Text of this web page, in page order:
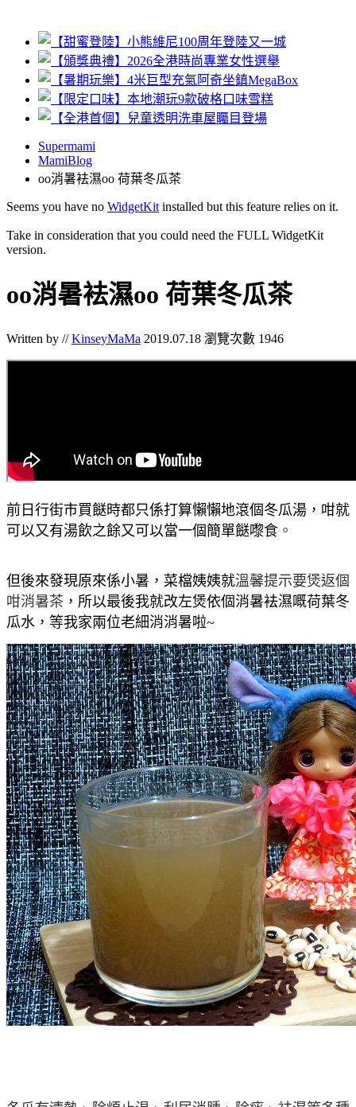
Supermami
MamiBlog
oo消暑袪濕oo 荷葉冬瓜茶
Seems you have no WidgetKit installed but this feature relies on it.
Take in consideration that you could need the FULL WidgetKit
version.
oo消暑袪濕oo 荷葉冬瓜茶
Written by //KinseyMaMa 2019.07.18 瀏覽次數 1946
前日行街市買餸時都只係打算懶懶地滾個冬瓜湯 ，咁就
可以又有湯飲之餘又可以當一個簡單餸嚟食 。
但後來發現原來係小暑 ，菜檔姨姨就溫馨提示要煲返個
咁消暑茶 ， 所以最後我就改左煲依個消暑袪濕嘅荷葉冬
瓜水 ，等我家兩位老細消消暑啦~